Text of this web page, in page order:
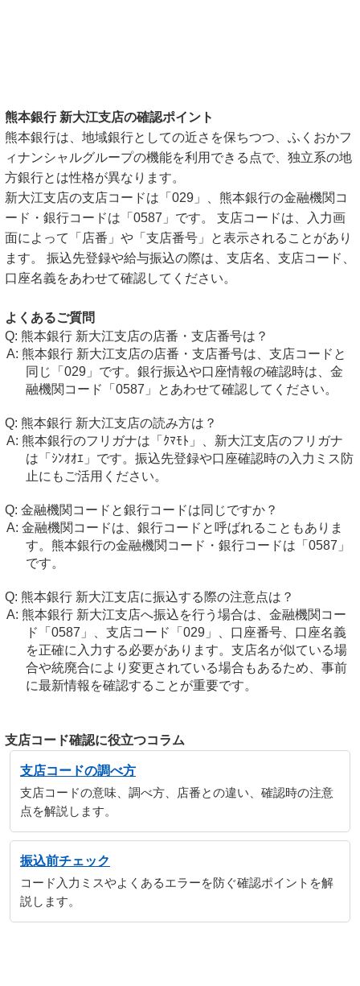
熊本銀行 新大江支店の確認ポイント
熊本銀行は、地域銀行としての近さを保ちつつ、ふくおかフ
ィナンシャルグループの機能を利用できる点で、独立系の地
方銀行とは性格が異なります。
新大江支店の支店コードは「029」、熊本銀行の金融機関コ
ード・銀行コードは「0587」です。 支店コードは、入力画
面によって「店番」や「支店番号」と表示されることがあり
ます。 振込先登録や給与振込の際は、支店名、支店コード、
口座名義をあわせて確認してください。
よくあるご質問
熊本銀行 新大江支店の店番・支店番号は？
熊本銀行 新大江支店の店番・支店番号は、支店コードと
同じ「029」です。銀行振込や口座情報の確認時は、金
融機関コード「0587」とあわせて確認してください。
熊本銀行 新大江支店の読み方は？
熊本銀行のフリガナは「ｸﾏﾓﾄ」、新大江支店のフリガナ
は「ｼﾝｵｵｴ」です。振込先登録や口座確認時の入力ミス防
止にもご活用ください。
金融機関コードと銀行コードは同じですか？
金融機関コードは、銀行コードと呼ばれることもありま
す。熊本銀行の金融機関コード・銀行コードは「0587」
です。
熊本銀行 新大江支店に振込する際の注意点は？
熊本銀行 新大江支店へ振込を行う場合は、金融機関コー
ド「0587」、支店コード「029」、口座番号、口座名義
を正確に入力する必要があります。支店名が似ている場
合や統廃合により変更されている場合もあるため、事前
に最新情報を確認することが重要です。
支店コード確認に役立つコラム
支店コードの調べ方
支店コードの意味、調べ方、店番との違い、確認時の注意
点を解説します。
振込前チェック
コード入力ミスやよくあるエラーを防ぐ確認ポイントを解
説します。